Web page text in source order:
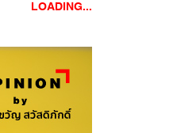
LOADING...